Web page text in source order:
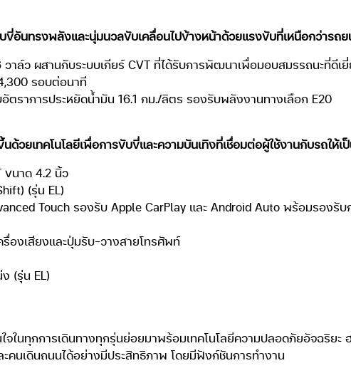
อันทรงพลังและนุ่มนวลขับเคลื่อนไปข้างหน้าด้วยแรงขับที่เหนือกว่ารถย
าล์ว ผสานกับระบบเกียร์ CVT ที่ได้รับการพัฒนาเพื่อมอบสมรรถนะที่ดีเ
รอบต่อนาที
าการประหยัดน้ำมัน 16.1 กม./ลิตร รองรับพลังงานทางเลือก E20
วยเทคโนโลยีเพื่อการขับขี่และความบันเทิงที่เชื่อมต่อผู้ใช้งานกับรถให้เ
นาด 4.2 นิ้ว
(รุ่น EL)
Touch รองรับ Apple CarPlay และ Android Auto พร้อมรองรั
งเสียงและปุ่มรับ-วางสายโทรศัพท์
(รุ่น EL)
ในทุกการเดินทางทุกรุ่นย่อยมาพร้อมเทคโนโลยีความปลอดภัยอัจฉริยะ
นเดินถนนได้อย่างมีประสิทธิภาพ โดยมีฟังก์ชันการทำงาน